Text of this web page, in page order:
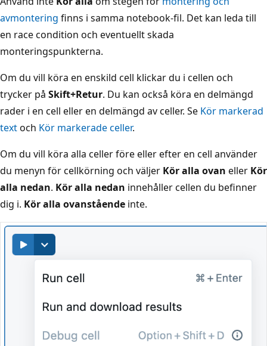
avmontering finns i samma notebook-fil. Det kan leda till
en race condition och eventuellt skada
monteringspunkterna.
Om du vill köra en enskild cell klickar du i cellen och
trycker på Skift+Retur. Du kan också köra en delmängd
rader i en cell eller en delmängd av celler. Se Kör markerad
textoch Kör markerade celler.
Om du vill köra alla celler före eller efter en cell använder
du menyn för cellkörning och väljer Kör alla ovan eller Kör
alla nedan. Kör alla nedan innehåller cellen du befinner
dig i. Kör alla ovanstående inte.